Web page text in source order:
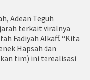
Adean Teguh
terkait viralnya
Fadiyah Alkaff. “Kita
Hapsah dan
tim) ini terealisasi